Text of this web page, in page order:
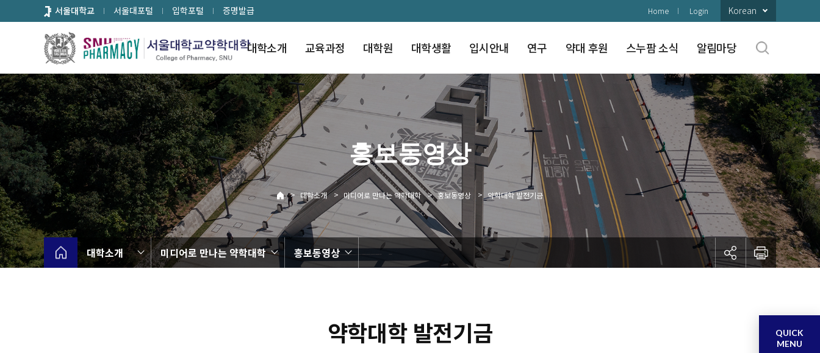
로
뉴
서울대학교 서울대포털 입학포털 증명발급 Home Login Korean
대학소개 교육과정 대학원 대학생활 입시안내 연구 약대 후원 스누팜 소식 알림마당
홍보동영상
> 대학소개 > 미디어로 만나는 약학대학 > 홍보동영상 > 약학대학 발전기금
대학소개 미디어로 만나는 약학대학 홍보동영상
약학대학 발전기금
QUICK
MENU